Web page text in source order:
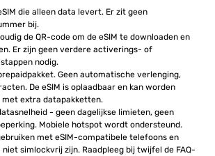
die alleen data levert. Er zit geen
bij.
de QR-code om de eSIM te downloaden en
Er zijn geen verdere activerings- of
nodig.
Geen automatische verlenging,
De eSIM is oplaadbaar en kan worden
met extra datapakketten.
- geen dagelijkse limieten, geen
Mobiele hotspot wordt ondersteund.
met eSIM-compatibele telefoons en
simlockvrij zijn. Raadpleeg bij twijfel de FAQ-